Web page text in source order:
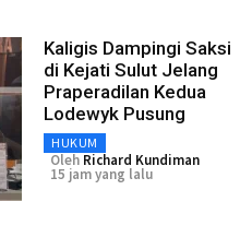
Kaligis Dampingi Saksi
di Kejati Sulut Jelang
Praperadilan Kedua
Lodewyk Pusung
HUKUM
Oleh Richard Kundiman
15 jam yang lalu